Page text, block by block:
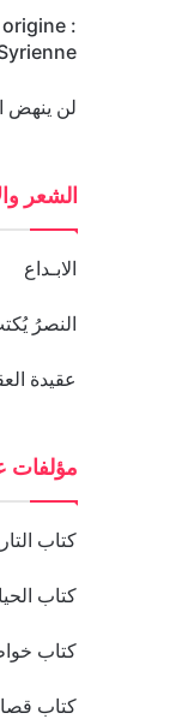
:
لن ينهض
الشعر
الابـداع
النصرُ
عقيدة
مؤلفات
كتاب
كتاب
كتاب
كتاب